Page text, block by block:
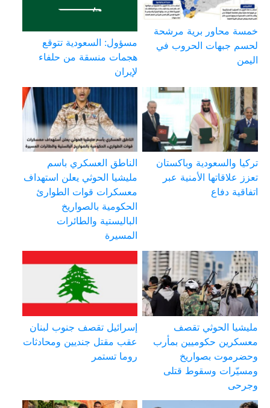
خمسة محاور برية مرشحة
لحسم جبهات الحروب في
اليمن
مسؤول: السعودية تتوقع
هجمات منسقة من حلفاء
لإيران
تركيا والسعودية وباكستان
تعزز علاقاتها الأمنية عبر
اتفاقية دفاع
الناطق العسكري باسم
مليشيا الحوثي يعلن استهداف
معسكرات قوات الطوارئ
الحكومية بالصواريخ
الباليستية والطائرات
المسيرة
مليشيا الحوثي تقصف
معسكرين حكوميين بمأرب
وحضرموت بصواريخ
ومسيّرات وسقوط قتلى
وجرحى
إسرائيل تقصف جنوب لبنان
عقب مقتل جنديين ومحادثات
روما تستمر